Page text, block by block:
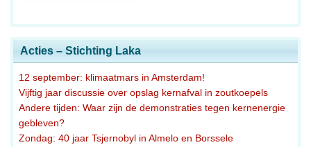
Acties – Stichting Laka
12 september: klimaatmars in Amsterdam!
Vijftig jaar discussie over opslag kernafval in zoutkoepels
Andere tijden: Waar zijn de demonstraties tegen kernenergie
gebleven?
Zondag: 40 jaar Tsjernobyl in Almelo en Borssele